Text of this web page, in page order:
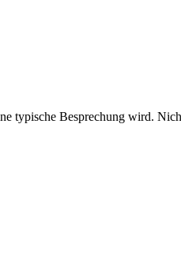
typische Besprechung wird.